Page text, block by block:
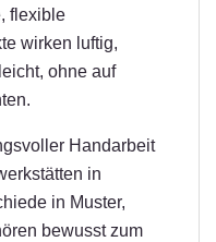
flexible
wirken luftig,
ohne auf
Handarbeit
in
in Muster,
bewusst zum